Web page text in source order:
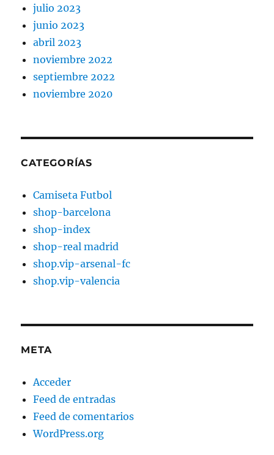
julio 2023
junio 2023
abril 2023
noviembre 2022
septiembre 2022
noviembre 2020
CATEGORÍAS
Camiseta Futbol
shop-barcelona
shop-index
shop-real madrid
shop.vip-arsenal-fc
shop.vip-valencia
META
Acceder
Feed de entradas
Feed de comentarios
WordPress.org